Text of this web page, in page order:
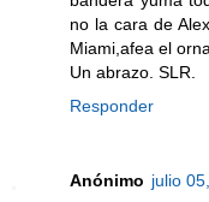
no la cara de
Miami,afea el
Un abrazo. SLR.
Responder
Anónimo julio